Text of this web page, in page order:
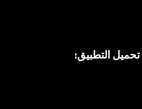
تحميل التطبيق: